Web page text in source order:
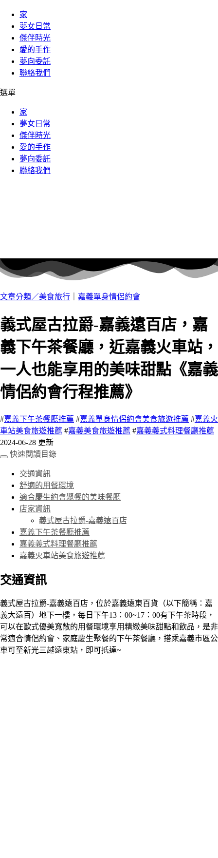
家
夢女日常
傑伴時光
愛的手作
夢向委託
聯絡我們
選單
家
夢女日常
傑伴時光
愛的手作
夢向委託
聯絡我們
文章分類／美食旅行 嘉義單身情侶約會
義式屋古拉爵-嘉義遠百店，嘉
義下午茶餐廳，近嘉義火車站，
一人也能享用的美味甜點《嘉義
情侶約會行程推薦》
#嘉義下午茶餐廳推薦 #嘉義單身情侶約會美食旅遊推薦 #嘉義火
車站美食旅遊推薦 #嘉義美食旅遊推薦 #嘉義義式料理餐廳推薦
2024-06-28 更新
快速閱讀目錄
交通資訊
舒適的用餐環境
適合慶生約會聚餐的美味餐廳
店家資訊
義式屋古拉爵-嘉義遠百店
嘉義下午茶餐廳推薦
嘉義義式料理餐廳推薦
嘉義火車站美食旅遊推薦
交通資訊
義式屋古拉爵-嘉義遠百店，位於嘉義遠東百貨（以下簡稱：嘉
義大遠百）地下一樓，每日下午13：00~17：00有下午茶時段，
可以在歐式優美寬敞的用餐環境享用精緻美味甜點和飲品，是非
常適合情侶約會、家庭慶生聚餐的下午茶餐廳，搭乘嘉義市區公
車可至新光三越遠東站，即可抵達~